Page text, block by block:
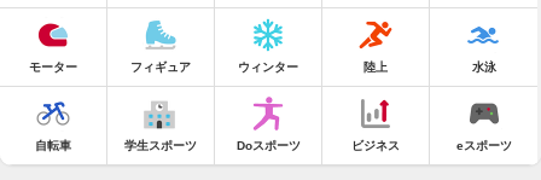
モーター フィギュア ウィンター 陸上 水泳
自転車 学生スポーツ Doスポーツ ビジネス eスポーツ